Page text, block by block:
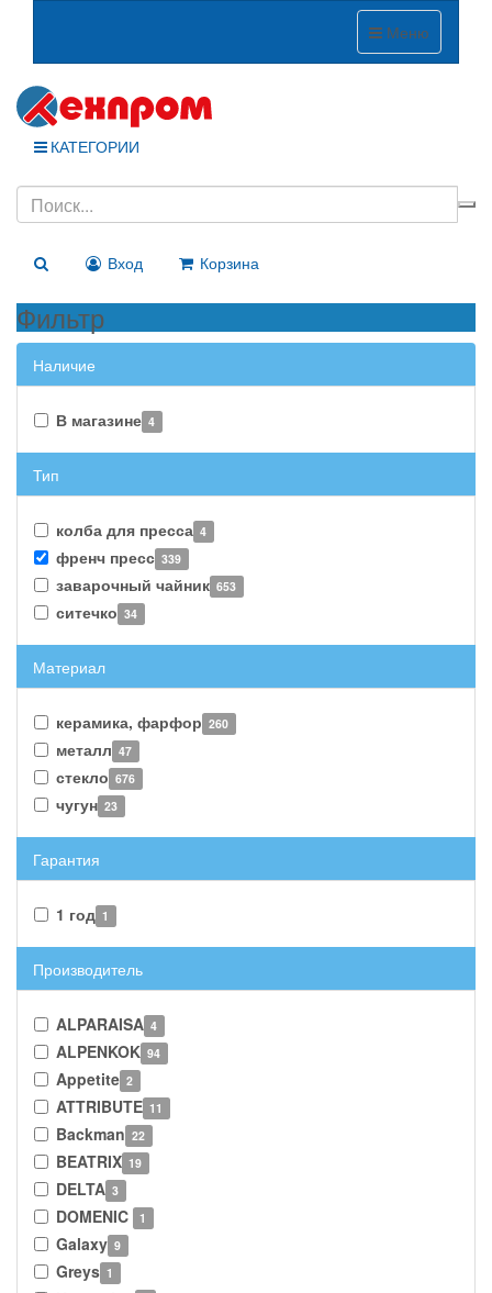
Меню
КАТЕГОРИИ
Вход Корзина
Фильтр
Наличие
В магазине 4
Тип
колба для пресса 4
френч пресс 339
заварочный чайник 653
ситечко 34
Материал
керамика, фарфор 260
металл 47
стекло 676
чугун 23
Гарантия
1 год 1
Производитель
ALPARAISA 4
ALPENKOK 94
Appetite 2
ATTRIBUTE 11
Backman 22
BEATRIX 19
DELTA 3
DOMENIC 1
Galaxy 9
Greys 1